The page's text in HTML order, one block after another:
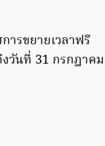
ารขยายเวลาฟรี
วันที่ 31 กรกฎาคม